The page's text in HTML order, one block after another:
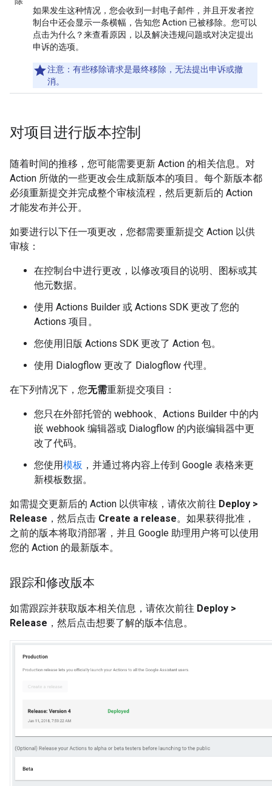
如果发生这种情况，您会收到一封电子邮件，并且开发者控
制台中还会显示一条横幅，告知您 Action 已被移除。您可以
点击为什么？来查看原因，以及解决违规问题或对决定提出
申诉的选项。
注意 ：有些移除请求是最终移除，无法提出申诉或撤
消。
对项目进行版本控制
随着时间的推移，您可能需要更新 Action 的相关信息。对
Action 所做的一些更改会生成新版本的项目。每个新版本都
必须重新提交并完成整个审核流程，然后更新后的 Action
才能发布并公开。
如要进行以下任一项更改，您都需要重新提交 Action 以供
审核：
在控制台中进行更改，以修改项目的说明、图标或其
他元数据。
使用 Actions Builder 或 Actions SDK 更改了您的
Actions 项目。
您使用旧版 Actions SDK 更改了 Action 包。
使用 Dialogflow 更改了 Dialogflow 代理。
在下列情况下，您无需重新提交项目：
您只在外部托管的 webhook、Actions Builder 中的内
嵌 webhook 编辑器或 Dialogflow 的内嵌编辑器中更
改了代码。
您使用模板 ，并通过将内容上传到 Google 表格来更
新模板数据。
如需提交更新后的 Action 以供审核，请依次前往 Deploy >
Release ，然后点击 Create a release。如果获得批准，
之前的版本将取消部署，并且 Google 助理用户将可以使用
您的 Action 的最新版本。
跟踪和修改版本
如需跟踪并获取版本相关信息，请依次前往 Deploy >
Release ，然后点击想要了解的版本信息。